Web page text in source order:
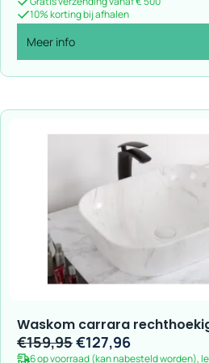
€239,00.
10% korting bij afhalen
Meer info
Waskom carrara
€159,95Oorspronkelijke
€127,96Huidige
6 op voorraad (kan nabesteld worden),